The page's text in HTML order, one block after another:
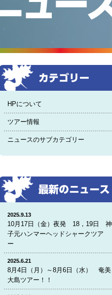
HPについて
ツアー情報
ニュースのサブカテゴリー
2025.9.13
10月17日（金）夜発 18，19日 神
子元ハンマーヘッドシャークツア
ー
2025.6.21
8月4日（月）～8月6日（水） 奄美
大島ツアー！！